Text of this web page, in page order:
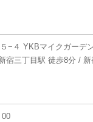
−４ YKBマイクガーデ
宿三丁目駅 徒歩8分 / 新
00